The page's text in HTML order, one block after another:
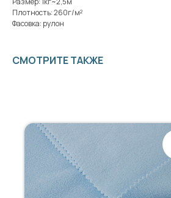
Плотность: 260г/м²
Фасовка: рулон
СМОТРИТЕ ТАКЖЕ